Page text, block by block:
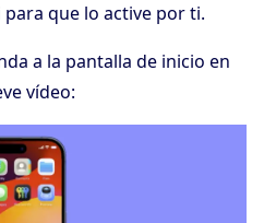
que lo active por ti.
a la pantalla de inicio en
vídeo: